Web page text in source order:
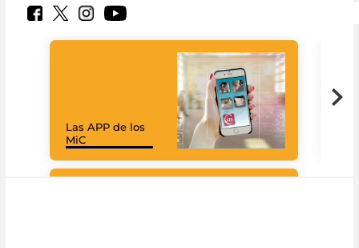
Las APP de los
MiC